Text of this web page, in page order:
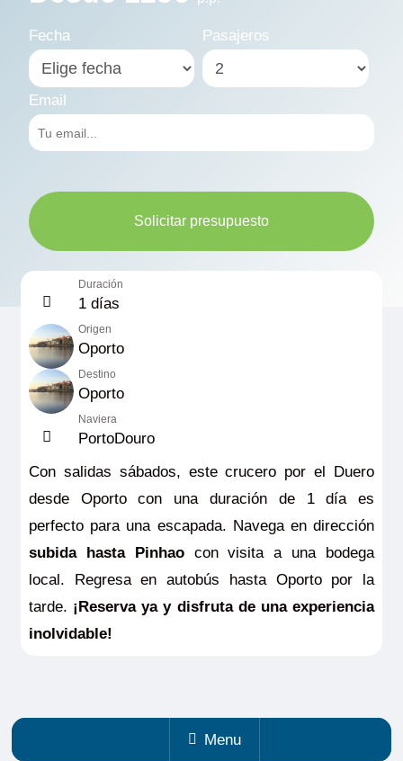
Fecha Pasajeros
Email
Solicitar presupuesto
Duración
1 días
Origen
Oporto
Destino
Oporto
Naviera
PortoDouro
Con salidas sábados, este crucero por el Duero
desde Oporto con una duración de 1 día es
perfecto para una escapada. Navega en dirección
subida hasta Pinhaocon visita a una bodega
local. Regresa en autobús hasta Oporto por la
tarde. ¡Reserva ya y disfruta de una experiencia
inolvidable!
Menu